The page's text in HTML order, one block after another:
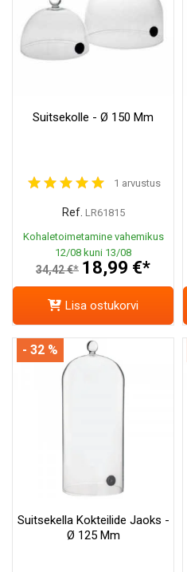
Suitsekolle - Ø 150 Mm
1 arvustus
Ref. LR61815
Kohaletoimetamine vahemikus
12/08 kuni 13/08
34,42 €* 18,99 €*
Lisa ostukorvi
Suitsekella Kokteilide Jaoks -
Ø 125 Mm
- 32 %